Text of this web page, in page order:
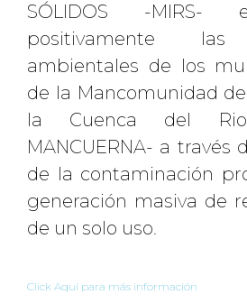
SÓLIDOS -MIRS-
positivamente las
ambientales de los
de la Mancomunidad
la Cuenca del
MANCUERNA- a través
de la contaminación
generación masiva de
de un solo uso.
Click Aquí para más información